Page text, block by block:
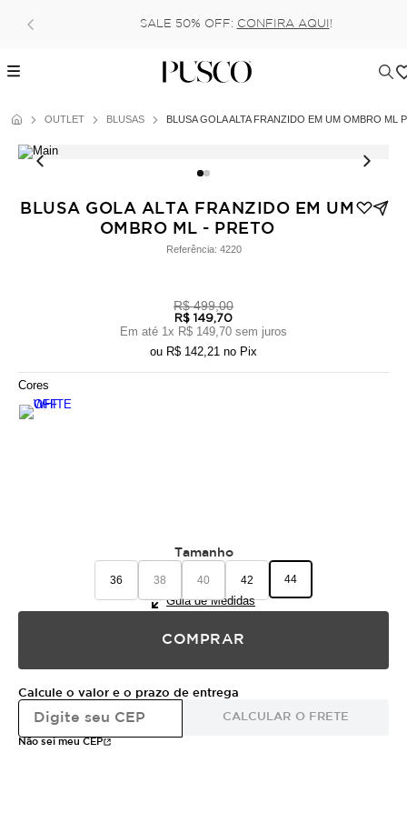
SALE 50% OFF: CONFIRA AQUI !
OUTLET BLUSAS BLUSA GOLA ALTA FRANZIDO EM UM OMBRO ML
BLUSA GOLA ALTA FRANZIDO EM UM
OMBRO ML - PRETO
Referência: 4220
R$ 499,00
R$ 149,70
Em até 1x R$ 149,70 sem juros
ou R$ 142,21 no Pix
Cores
Tamanho
36 38 40 42 44
Guia de Medidas
COMPRAR
Calcule o valor e o prazo de entrega
CALCULAR O FRETE
Não sei meu CEP